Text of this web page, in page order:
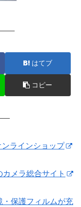
はてブ
コピー
ラインショップ
メラ総合サイト
・保護フィルムが充